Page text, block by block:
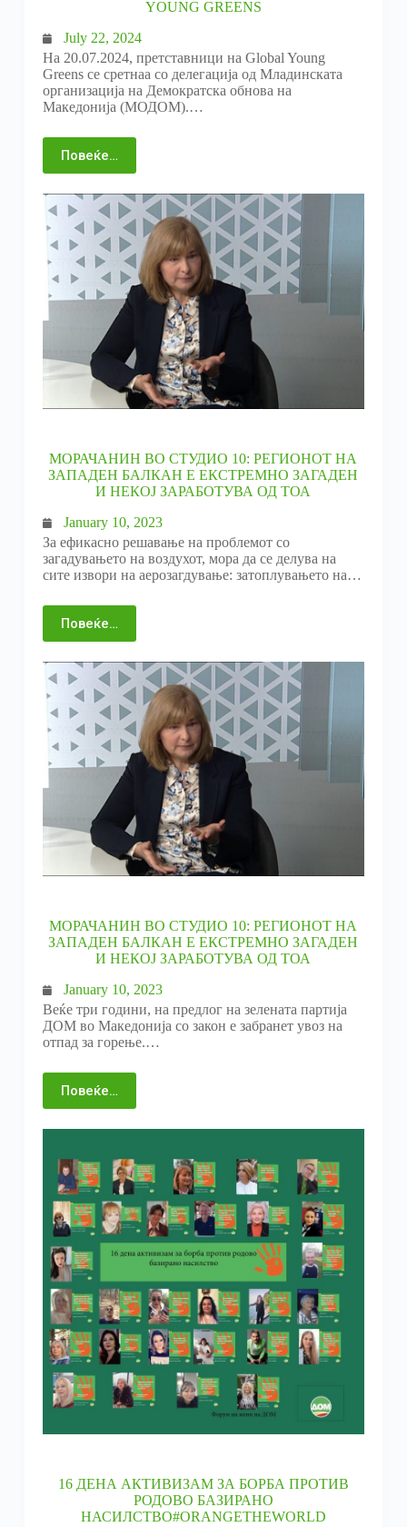
YOUNG GREENS
July 22, 2024
На 20.07.2024, претставници на Global Young
Greens се сретнаа со делегација од Младинската
организација на Демократска обнова на
Македонија (МОДОМ).…
Повеќе…
МОРАЧАНИН ВО СТУДИО 10: РЕГИОНОТ НА
ЗАПАДЕН БАЛКАН Е ЕКСТРЕМНО ЗАГАДЕН
И НЕКОЈ ЗАРАБОТУВА ОД ТОА
January 10, 2023
За ефикасно решавање на проблемот со
загадувањето на воздухот, мора да се делува на
сите извори на аерозагдување: затоплувањето на…
Повеќе…
МОРАЧАНИН ВО СТУДИО 10: РЕГИОНОТ НА
ЗАПАДЕН БАЛКАН Е ЕКСТРЕМНО ЗАГАДЕН
И НЕКОЈ ЗАРАБОТУВА ОД ТОА
January 10, 2023
Веќе три години, на предлог на зелената партија
ДОМ во Македонија со закон е забранет увоз на
отпад за горење.…
Повеќе…
16 ДЕНА АКТИВИЗАМ ЗА БОРБА ПРОТИВ
РОДОВО БАЗИРАНО
НАСИЛСТВО#ORANGETHEWORLD